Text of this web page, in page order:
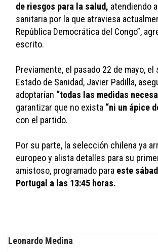
de riesgos para la salud, atendiendo
sanitaria por la que atraviesa
República Democrática del Congo”,
escrito.
Previamente, el pasado 22 de mayo,
Estado de Sanidad, Javier Padilla,
adoptarían “todas las medidas
garantizar que no exista
con el partido.
Por su parte, la selección chilena ya
europeo y alista detalles para su
amistoso, programado para este
Portugal a las 13:45 horas.
Leonardo Medina